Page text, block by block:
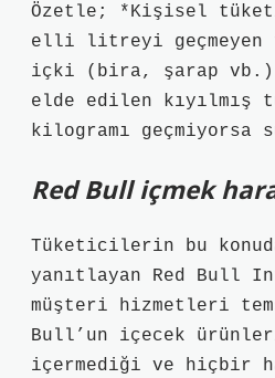
Özetle; *Kişisel
elli litreyi geçmeyen
içki (bira, şarap vb.)
elde edilen
kilogramı geçmiyorsa
Red Bull içmek
Tüketicilerin bu
yanıtlayan Red Bull
müşteri hizmetleri
Bull’un içecek
içermediği ve hiçbir